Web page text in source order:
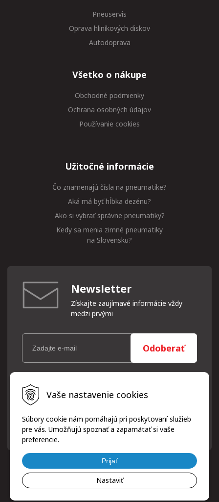
Vaše nastavenie cookies
Súbory cookie nám pomáhajú pri poskytovaní služieb
pre vás. Umožňujú spoznať a zapamätať si vaše
preferencie.
Prijať
Nastaviť
Pneuservis
Oprava hliníkových diskov
Autodoprava
Všetko o nákupe
Obchodné podmienky
Ochrana osobných údajov
Používanie cookies
Užitočné informácie
Čo znamenajú čísla na pneumatike?
Aká má byť hĺbka dezénu?
Ako si vybrať správne pneumatiky?
Kedy sa menia zimné pneumatiky
na Slovensku?
Newsletter
Získajte zaujímavé informácie vždy
medzi prvými
Odoberať
Vaše osobné údaje (email) budeme spracovávať len za týmto
účelom v súlade s platnou legislatívou a zásadami ochrany
osobných údajov. Súhlas potvrdíte kliknutím na odkaz, ktorý
písomne, emailom alebo kliknutím na odkaz z ktoréhokoľvek
informačného emailu.
© 2026 ProfiPneuServis!